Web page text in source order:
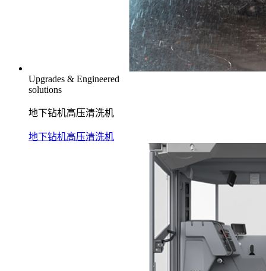
Upgrades & Engineered
solutions
地下钻机高压清洗机
地下钻机高压清洗机